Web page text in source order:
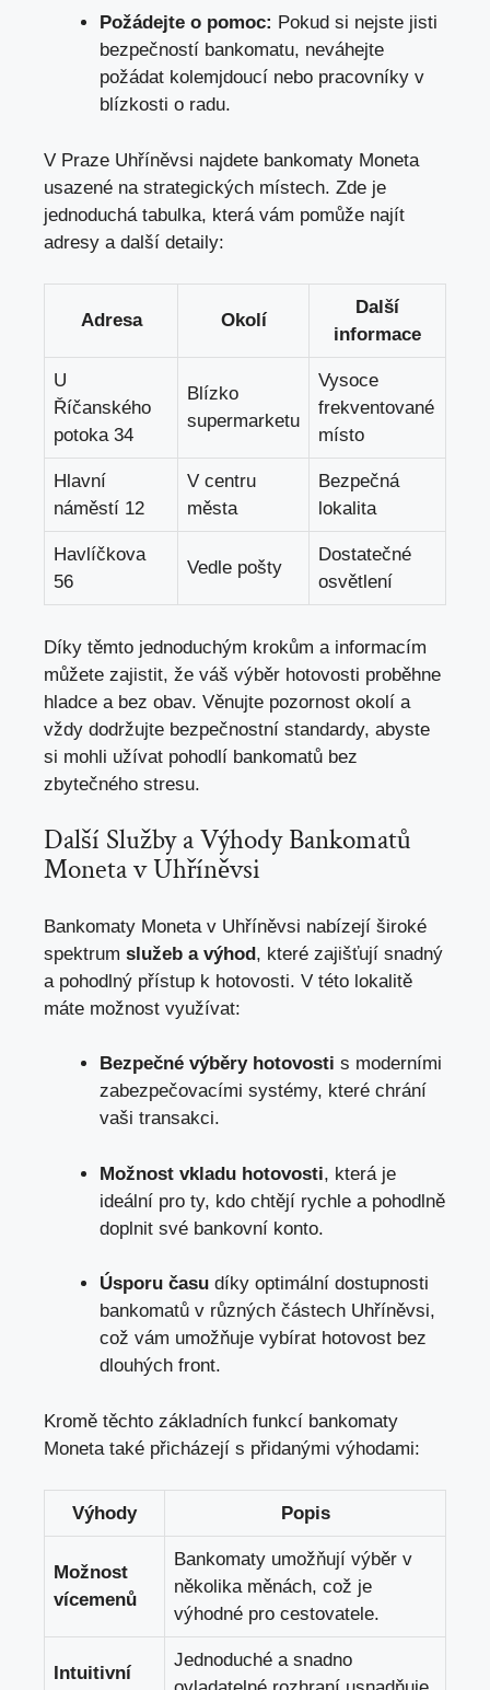
Požádejte o pomoc: Pokud si nejste jisti
bezpečností bankomatu, neváhejte
požádat kolemjdoucí nebo pracovníky v
blízkosti o radu.
V Praze Uhříněvsi najdete bankomaty Moneta
usazené na strategických místech. Zde je
jednoduchá tabulka, která vám pomůže najít
adresy a další detaily:
Adresa Okolí
Další
informace
U
Říčanského
potoka 34
Blízko
supermarketu
Vysoce
frekventované
místo
Hlavní
náměstí 12
V centru
města
Bezpečná
lokalita
Havlíčkova
56
Vedle pošty
Dostatečné
osvětlení
Díky těmto jednoduchým krokům a informacím
můžete zajistit, že váš výběr hotovosti proběhne
hladce a bez obav. Věnujte pozornost okolí a
vždy dodržujte bezpečnostní standardy, abyste
si mohli užívat pohodlí bankomatů bez
zbytečného stresu.
Další Služby a Výhody Bankomatů
Moneta v Uhříněvsi
Bankomaty Moneta v Uhříněvsi nabízejí široké
spektrum služeb a výhod, které zajišťují snadný
a pohodlný přístup k hotovosti. V této lokalitě
máte možnost využívat:
Bezpečné výběry hotovosti s moderními
zabezpečovacími systémy, které chrání
vaši transakci.
Možnost vkladu hotovosti, která je
ideální pro ty, kdo chtějí rychle a pohodlně
doplnit své bankovní konto.
Úsporu času díky optimální dostupnosti
bankomatů v různých částech Uhříněvsi,
což vám umožňuje vybírat hotovost bez
dlouhých front.
Kromě těchto základních funkcí bankomaty
Moneta také přicházejí s přidanými výhodami:
Výhody Popis
Možnost
vícemenů
Bankomaty umožňují výběr v
několika měnách, což je
výhodné pro cestovatele.
Intuitivní
Jednoduché a snadno